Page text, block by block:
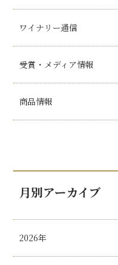
ワイナリー通信
受賞・メディア情報
商品情報
月別アーカイブ
2026年